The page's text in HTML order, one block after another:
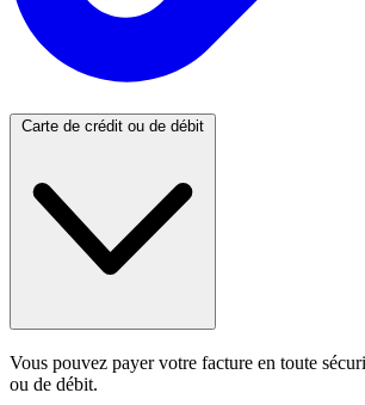
Carte de crédit ou de débit
Vous pouvez payer votre facture en toute
ou de débit.